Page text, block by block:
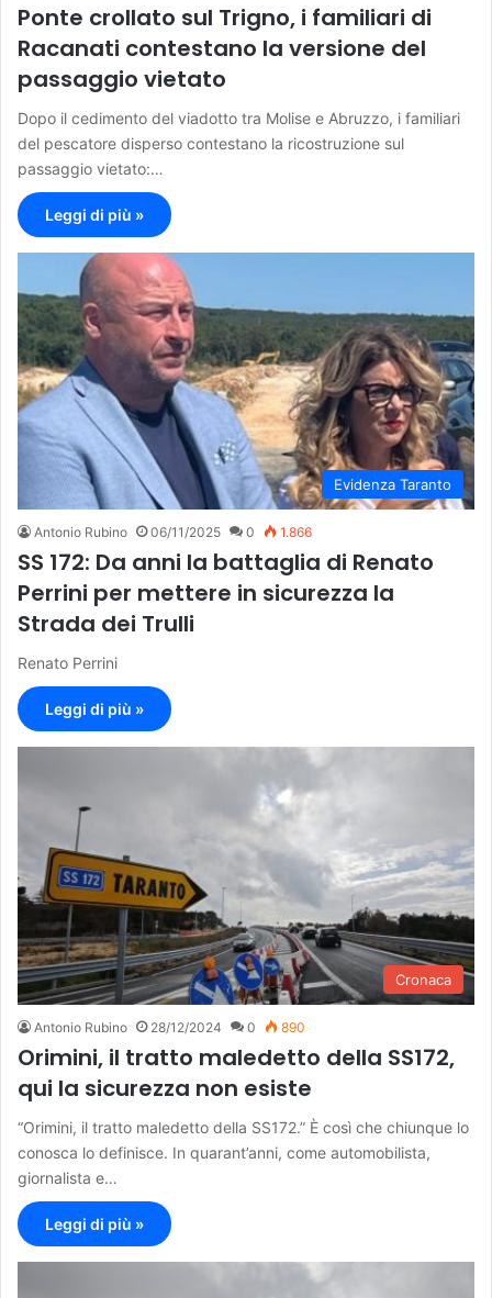
Ponte crollato sul Trigno, i familiari di
Racanati contestano la versione del
passaggio vietato
Dopo il cedimento del viadotto tra Molise e Abruzzo, i familiari
del pescatore disperso contestano la ricostruzione sul
passaggio vietato:…
Leggi di più »
Evidenza Taranto
Antonio Rubino 06/11/2025 0 1.866
SS 172: Da anni la battaglia di Renato
Perrini per mettere in sicurezza la
Strada dei Trulli
Renato Perrini
Leggi di più »
Cronaca
Antonio Rubino 28/12/2024 0 890
Orimini, il tratto maledetto della SS172,
qui la sicurezza non esiste
“Orimini, il tratto maledetto della SS172.” È così che chiunque lo
conosca lo definisce. In quarant’anni, come automobilista,
giornalista e…
Leggi di più »